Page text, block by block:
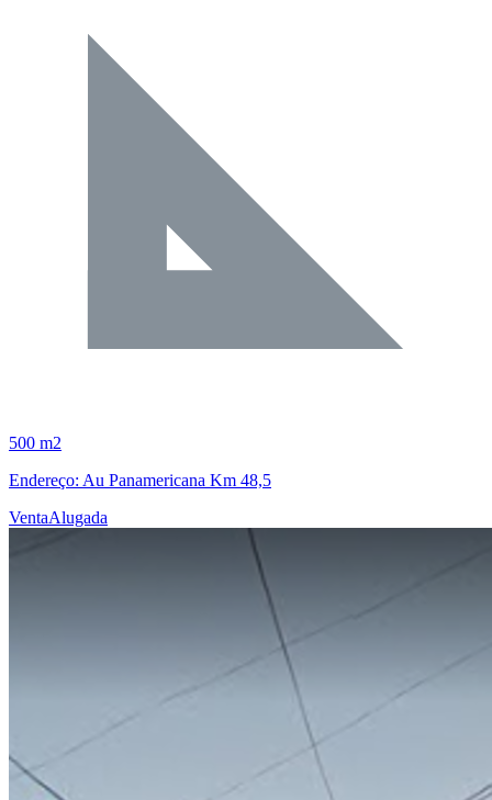
500 m2
Endereço: Au Panamericana Km 48,5
VentaAlugada